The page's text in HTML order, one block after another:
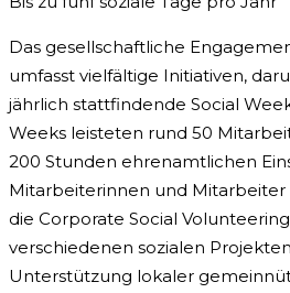
Das gesellschaftliche
umfasst vielfältige Initiativen,
jährlich stattfindende Social
Weeks leisteten rund 50
200 Stunden ehrenamtlichen
Mitarbeiterinnen und
die Corporate Social
verschiedenen sozialen
Unterstützung lokaler